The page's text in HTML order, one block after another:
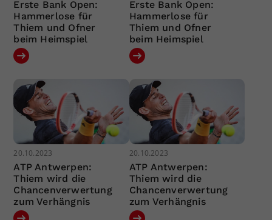
Erste Bank Open:
Hammerlose für
Thiem und Ofner
beim Heimspiel
Erste Bank Open:
Hammerlose für
Thiem und Ofner
beim Heimspiel
20.10.2023
ATP Antwerpen:
Thiem wird die
Chancenverwertung
zum Verhängnis
20.10.2023
ATP Antwerpen:
Thiem wird die
Chancenverwertung
zum Verhängnis